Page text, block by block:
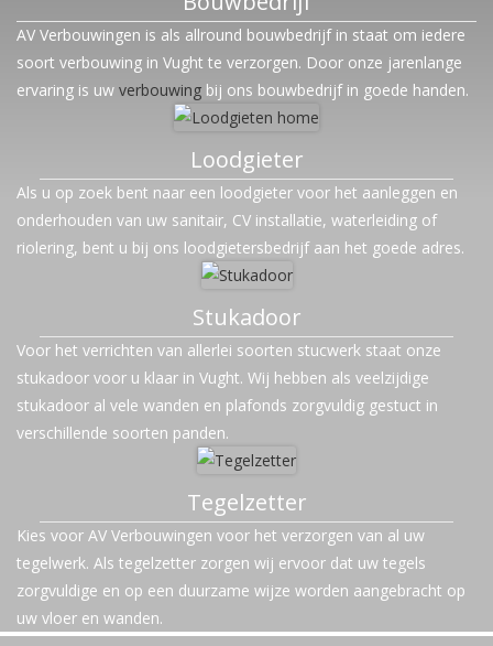
AV Verbouwingen is als allround bouwbedrijf in staat om iedere
soort verbouwing in Vught te verzorgen. Door onze jarenlange
ervaring is uw verbouwing bij ons bouwbedrijf in goede handen.
Loodgieter
Als u op zoek bent naar een loodgieter voor het aanleggen en
onderhouden van uw sanitair, CV installatie, waterleiding of
riolering, bent u bij ons loodgietersbedrijf aan het goede adres.
Stukadoor
Voor het verrichten van allerlei soorten stucwerk staat onze
stukadoor voor u klaar in Vught. Wij hebben als veelzijdige
stukadoor al vele wanden en plafonds zorgvuldig gestuct in
verschillende soorten panden.
Tegelzetter
Kies voor AV Verbouwingen voor het verzorgen van al uw
tegelwerk. Als tegelzetter zorgen wij ervoor dat uw tegels
zorgvuldige en op een duurzame wijze worden aangebracht op
uw vloer en wanden.